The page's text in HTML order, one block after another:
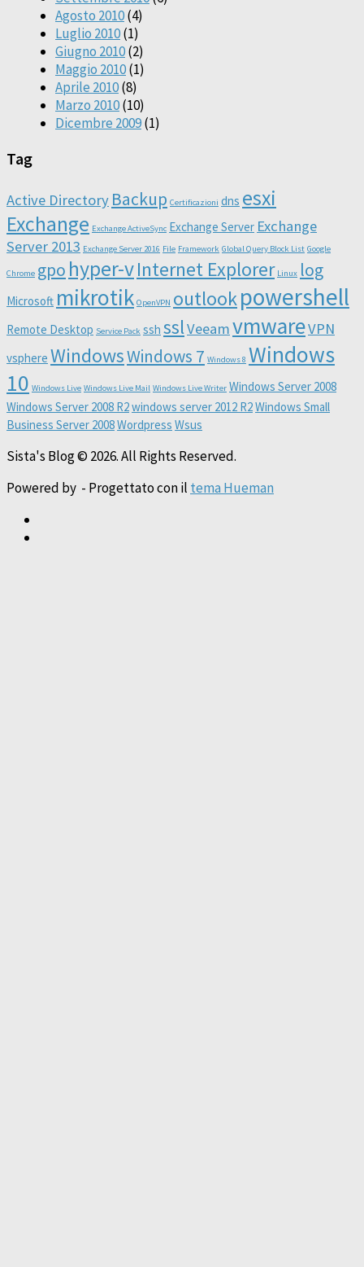
Agosto 2010(4)
Luglio 2010(1)
Giugno 2010(2)
Maggio 2010(1)
Aprile 2010(8)
Marzo 2010(10)
Dicembre 2009(1)
Tag
Active Directory Backup Certificazioni dns esxi
Exchange Exchange ActiveSync Exchange Server Exchange
Server 2013 Exchange Server 2016 File Framework Global Query Block List Google
Chrome gpo hyper-vInternet Explorer Linux log
Microsoft mikrotik OpenVPN outlookpowershell
Remote Desktop Service Pack ssh sslVeeamvmwareVPN
vsphere WindowsWindows 7 Windows 8 Windows
10 Windows Live Windows Live Mail Windows Live Writer Windows Server 2008
Windows Server 2008 R2windows server 2012 R2Windows Small
Business Server 2008Wordpress Wsus
Sista's Blog © 2026. All Rights Reserved.
Powered by - Progettato con il tema Hueman